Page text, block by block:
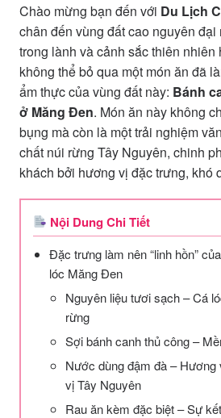
Chào mừng bạn đến với Du Lịch
chân đến vùng đất cao nguyên
trong lành và cảnh sắc thiên nhiên
không thể bỏ qua một món ăn đã
ẩm thực của vùng đất này: Bánh
ở Măng Đen. Món ăn này không
bụng mà còn là một trải nghiệm
chất núi rừng Tây Nguyên, chinh
khách bởi hương vị đặc trưng, khó
Nội Dung Chi Tiết
Đặc trưng làm nên “linh hồn”
lóc Măng Đen
Nguyên liệu tươi sạch – Cá
rừng
Sợi bánh canh thủ công –
Nước dùng đậm đà – Hương
vị Tây Nguyên
Rau ăn kèm đặc biệt – Sự